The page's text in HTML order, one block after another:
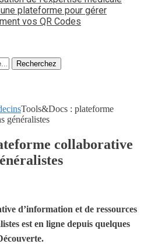
une plateforme pour gérer
vos QR Codes
Recherchez
Tools&Docs : plateforme
généralistes
collaborative
d’information et de ressources
est en ligne depuis quelques